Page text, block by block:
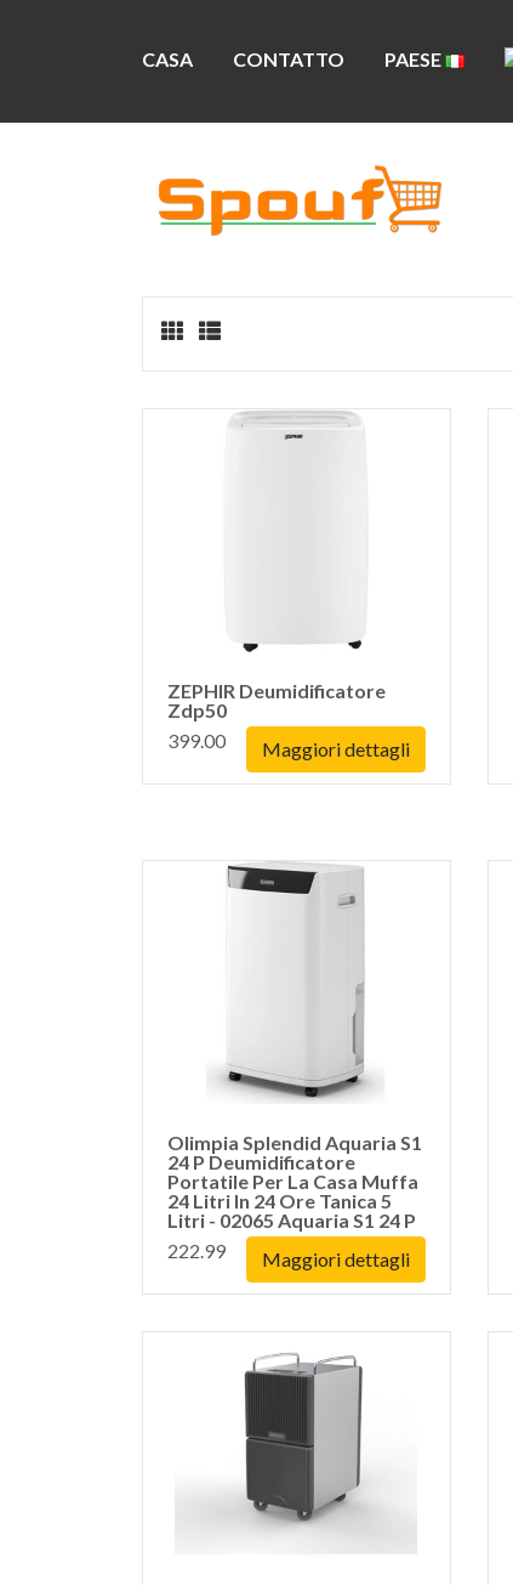
CASA CONTATTO PAESE
ZEPHIR Deumidificatore
Zdp50
399.00
Maggiori dettagli
Olimpia Splendid Aquaria S1
24 P Deumidificatore
Portatile Per La Casa Muffa
24 Litri In 24 Ore Tanica 5
Litri - 02065 Aquaria S1 24 P
222.99
Maggiori dettagli